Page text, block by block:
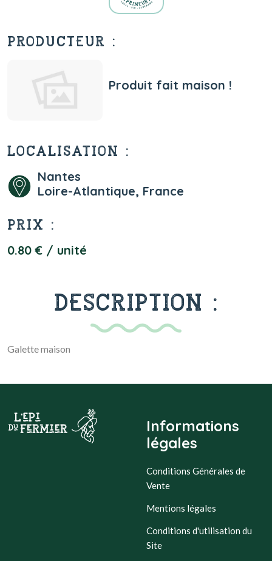
PRODUCTEUR :
Produit fait maison !
LOCALISATION :
Nantes
Loire-Atlantique, France
PRIX :
0.80 € / unité
DESCRIPTION :
Galette maison
Informations
légales
Conditions Générales de
Vente
Mentions légales
Conditions d'utilisation du
Site